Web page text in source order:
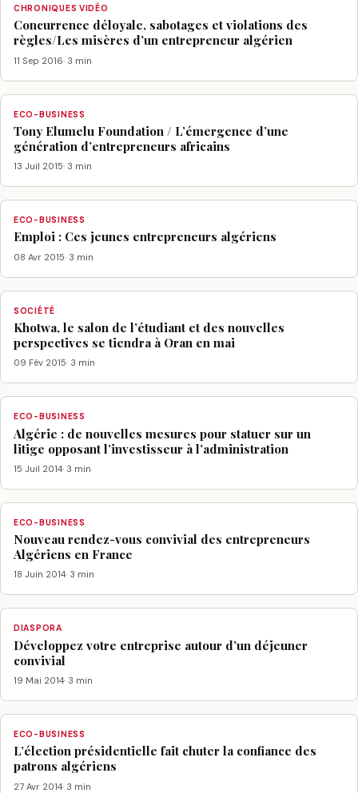
CHRONIQUES VIDÉO
Concurrence déloyale, sabotages et violations des
règles/Les misères d’un entrepreneur algérien
11 Sep 2016· 3 min
ECO-BUSINESS
Tony Elumelu Foundation / L’émergence d’une
génération d’entrepreneurs africains
13 Juil 2015· 3 min
ECO-BUSINESS
Emploi : Ces jeunes entrepreneurs algériens
08 Avr 2015· 3 min
SOCIÉTÉ
Khotwa, le salon de l’étudiant et des nouvelles
perspectives se tiendra à Oran en mai
09 Fév 2015· 3 min
ECO-BUSINESS
Algérie : de nouvelles mesures pour statuer sur un
litige opposant l’investisseur à l’administration
15 Juil 2014· 3 min
ECO-BUSINESS
Nouveau rendez-vous convivial des entrepreneurs
Algériens en France
18 Juin 2014· 3 min
DIASPORA
Développez votre entreprise autour d’un déjeuner
convivial
19 Mai 2014· 3 min
ECO-BUSINESS
L’élection présidentielle fait chuter la confiance des
patrons algériens
27 Avr 2014· 3 min